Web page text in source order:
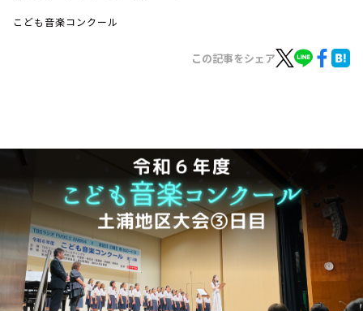
イベント・グッズ
YouTube
会社情報
こども音楽コンクール
この記事をシェア